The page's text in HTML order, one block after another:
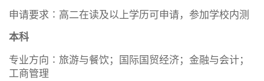
申请要求∶高二在读及以上学历可申请，参加学校内测
本科
专业方向∶旅游与餐饮；国际国贸经济；金融与会计；
工商管理